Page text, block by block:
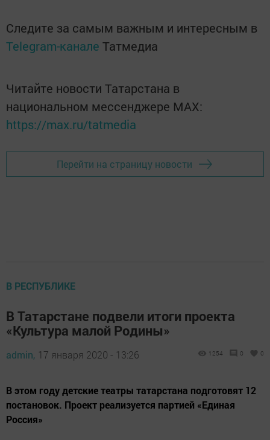
Следите за самым важным и интересным в
Telegram-канале Татмедиа
Читайте новости Татарстана в
национальном мессенджере MАХ:
https://max.ru/tatmedia
Перейти на страницу новости
В РЕСПУБЛИКЕ
В Татарстане подвели итоги проекта
«Культура малой Родины»
admin, 17 января 2020 - 13:26 1254 0 0
В этом году детские театры татарстана подготовят 12
постановок. Проект реализуется партией «Единая
Россия»